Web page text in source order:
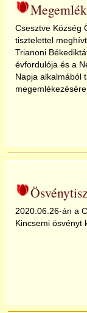
Csesztve Község
tisztelettel
Trianoni
évfordulója és a
Napja alkalmából
2020.06.26-án a
Kincsemi ösvényt